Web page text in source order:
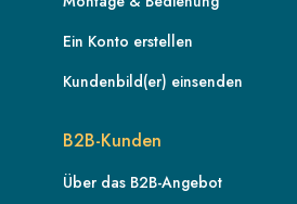
Ein Konto erstellen
Kundenbild(er) einsenden
B2B-Kunden
Über das B2B-Angebot